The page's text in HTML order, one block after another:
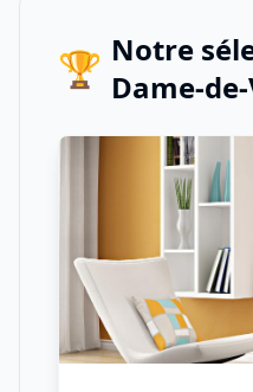
🏆 Notre
Dame-